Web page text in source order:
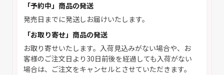
「予約中」商品の発送
発売日までに発送しお届けいたします。
「お取り寄せ」商品の発送
お取り寄せいたします。入荷見込みがない場合や、お
客様のご注文日より30日前後を経過しても入荷がない
場合は、ご注文をキャンセルとさせていただきます。